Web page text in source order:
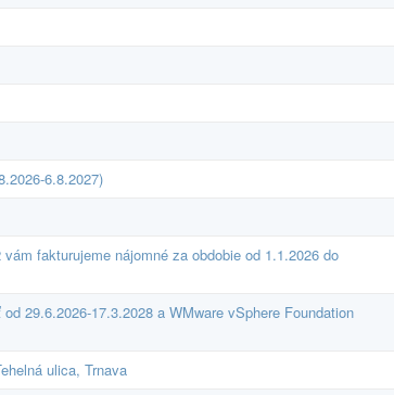
6.8.2027)
fakturujeme nájomné za obdobie od 1.1.2026 do
29.6.2026-17.3.2028 a WMware vSphere Foundation
ulica, Trnava